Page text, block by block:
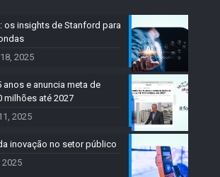
os insights de Stanford para
2025
anos e anuncia meta de
milhões até 2027
2025
inovação no setor público